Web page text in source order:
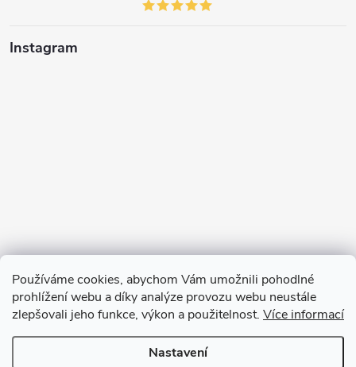
Používáme cookies, abychom Vám umožnili pohodlné
prohlížení webu a díky analýze provozu webu neustále
zlepšovali jeho funkce, výkon a použitelnost. Více informací
Nastavení
Instagram
Sledovat na Instagramu